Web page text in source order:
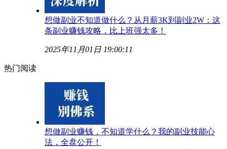
想做副业不知道做什么？从月薪3K到副业2W：这
条副业赚钱攻略，比上班强太多！
2025年11月01日 19:00:11
热门阅读
想做副业赚钱，不知道学什么？我的副业技能心
法，全盘公开！